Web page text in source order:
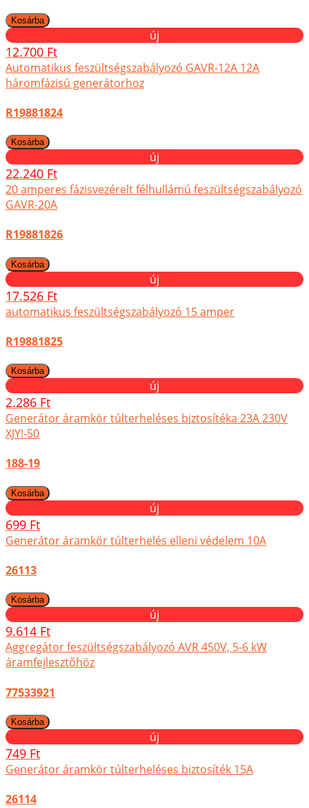
új
12.700 Ft
Automatikus feszültségszabályozó GAVR-12A 12A
háromfázisú generátorhoz
R19881824
új
22.240 Ft
20 amperes fázisvezérelt félhullámú feszültségszabályozó
GAVR-20A
R19881826
új
17.526 Ft
automatikus feszültségszabályozó 15 amper
R19881825
új
2.286 Ft
Generátor áramkör túlterheléses biztosítéka 23A 230V
XJY!-50
188-19
új
699 Ft
Generátor áramkör túlterhelés elleni védelem 10A
26113
új
9.614 Ft
Aggregátor feszültségszabályozó AVR 450V, 5-6 kW
áramfejlesztőhöz
77533921
új
749 Ft
Generátor áramkör túlterheléses biztosíték 15A
26114